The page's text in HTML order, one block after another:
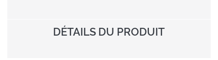
DÉTAILS DU PRODUIT